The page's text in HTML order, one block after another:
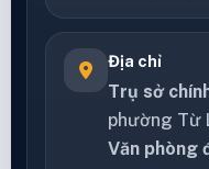
Địa chỉ
Trụ sở
phường Từ
Văn phòng